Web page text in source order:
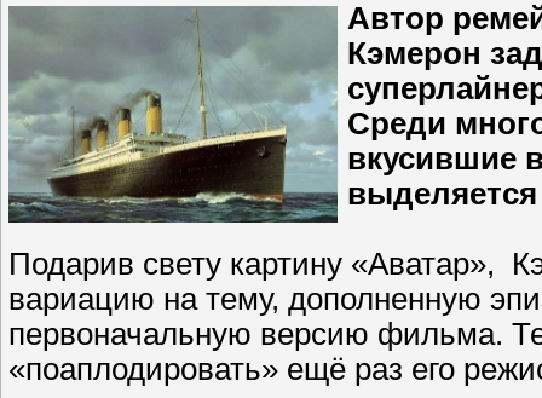
Автор
Кэмерон
Среди
вкусившие
Подарив свету картину «Аватар»,
вариацию на тему, дополненную
первоначальную версию фильма.
«поаплодировать» ещё раз его